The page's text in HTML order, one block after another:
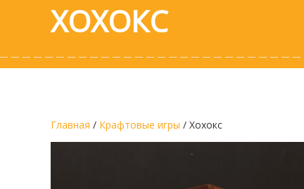
ХОХОКС
Главная / Крафтовые игры / Хохокс